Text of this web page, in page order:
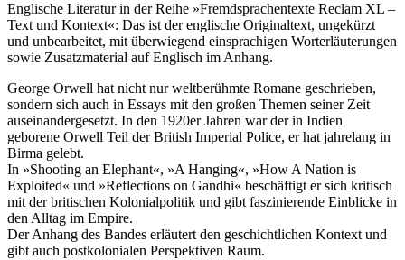
Englische Literatur in der Reihe »Fremdsprachentexte Reclam XL –
Text und Kontext«: Das ist der englische Originaltext, ungekürzt
und unbearbeitet, mit überwiegend einsprachigen Worterläuterungen
sowie Zusatzmaterial auf Englisch im Anhang.
George Orwell hat nicht nur weltberühmte Romane geschrieben,
sondern sich auch in Essays mit den großen Themen seiner Zeit
auseinandergesetzt. In den 1920er Jahren war der in Indien
geborene Orwell Teil der British Imperial Police, er hat jahrelang in
Birma gelebt.
In »Shooting an Elephant«, »A Hanging«, »How A Nation is
Exploited« und »Reflections on Gandhi« beschäftigt er sich kritisch
mit der britischen Kolonialpolitik und gibt faszinierende Einblicke in
den Alltag im Empire.
Der Anhang des Bandes erläutert den geschichtlichen Kontext und
gibt auch postkolonialen Perspektiven Raum.